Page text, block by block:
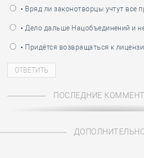
• Вряд ли законотворцы учтут все
• Дело дальше Нацобъединений и
• Придётся возвращаться к
ПОСЛЕДНИЕ